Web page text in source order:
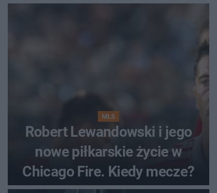
MLS
Robert Lewandowski i jego
nowe piłkarskie życie w
Chicago Fire. Kiedy mecze?